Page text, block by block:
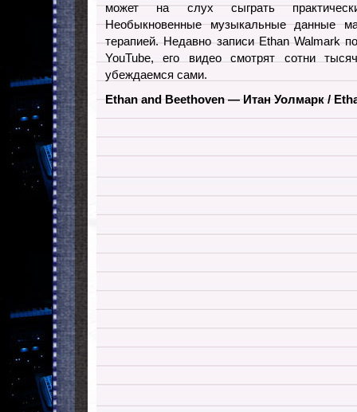
может на слух сыграть
Необыкновенные музыкальные данные
терапией. Недавно записи Ethan Walmark
YouTube, его видео смотрят сотни
убеждаемся сами.
Ethan and Beethoven — Итан Уолмарк /